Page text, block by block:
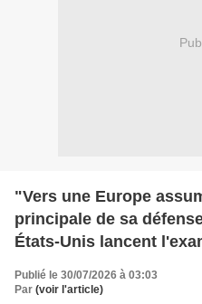
"Vers une Europe
principale de sa
États-Unis lancent
Publié le 30/07/2026 à 03:03
Par (voir l'article)